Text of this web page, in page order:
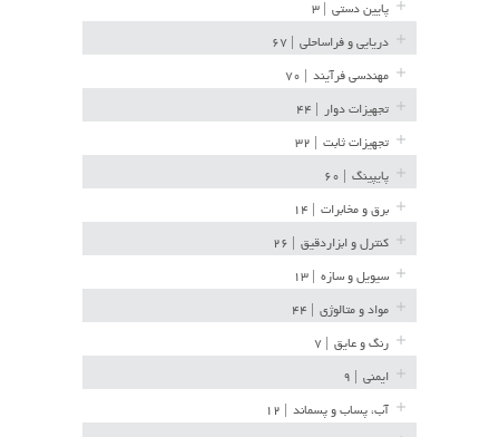
پایین دستی
دریایی و فراساحلی
مهندسی فرآیند
تجهیزات دوار
تجهیزات ثابت
پایپینگ
برق و مخابرات
کنترل و ابزاردقیق
سیویل و سازه
مواد و متالوژی
رنگ و عایق
ایمنی
آب، پساب و پسماند